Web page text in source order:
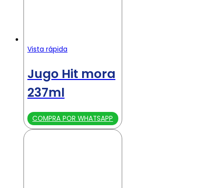
Vista rápida
Jugo Hit mora
237ml
COMPRA POR WHATSAPP